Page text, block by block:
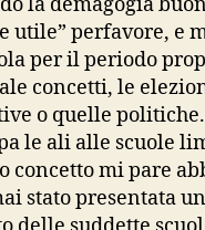
utile” perfavore, e
per il periodo
concetti, le
o quelle politiche.
le ali alle scuole
concetto mi pare
stato presentata